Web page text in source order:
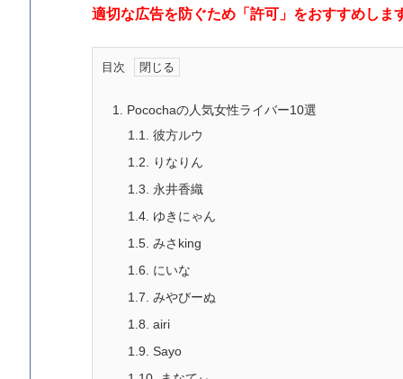
適切な広告を防ぐため「許可」をおすすめしま
目次
1.
Pocochaの人気女性ライバー10選
1.1.
彼方ルウ
1.2.
りなりん
1.3.
永井香織
1.4. ゆきにゃん
1.5. みさking
1.6.
にいな
1.7. みやびーぬ
1.8. airi
1.9. Sayo